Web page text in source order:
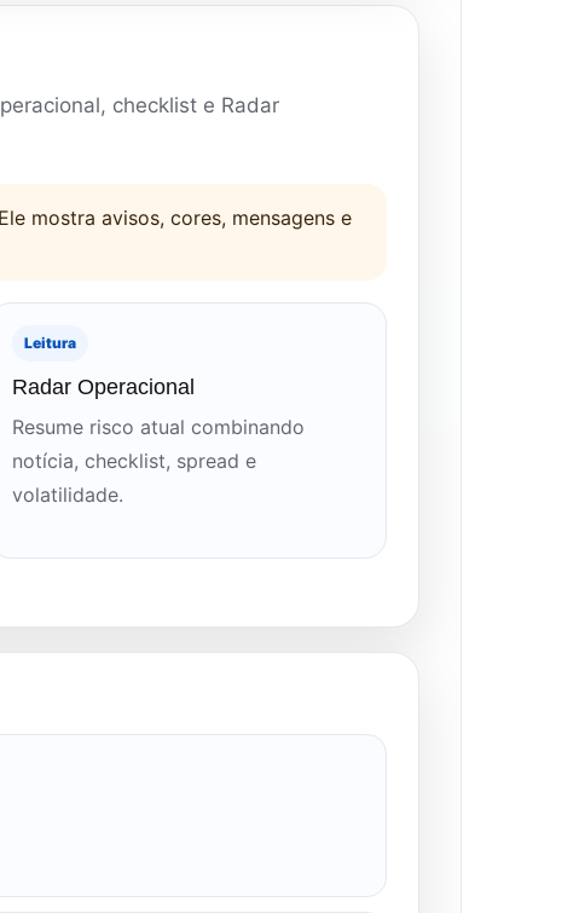
checklist e Radar
mostra avisos, cores, mensagens e
Leitura
Radar Operacional
Resume risco atual combinando
notícia, checklist, spread e
volatilidade.